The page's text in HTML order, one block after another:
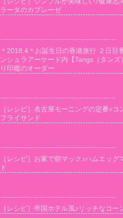
ラータのカプレーゼ
＊2018.4＊お誕生日の香港旅行 ２日目
ンシュラアーケード内【Tangs（タンズ
り印鑑のオーダー
［レシピ］名古屋モーニングの定番♪コ
フライサンド
［レシピ］お家で朝マック♪ハムエッグ
ド
［レシピ］帝国ホテル風♪リッチなコー